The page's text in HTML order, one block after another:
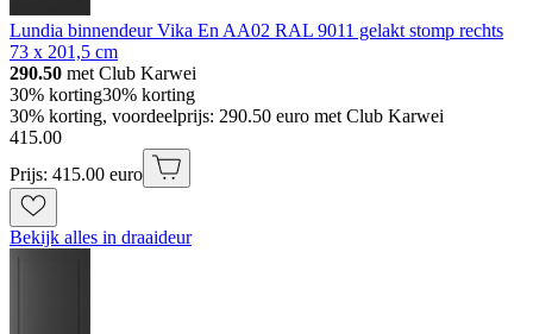
Lundia binnendeur Vika En AA02 RAL 9011 gelakt stomp rechts
73 x 201,5 cm
290.50 met Club Karwei
30% korting30% korting
30% korting, voordeelprijs: 290.50 euro met Club Karwei
415.00
Prijs: 415.00 euro
Bekijk alles in draaideur